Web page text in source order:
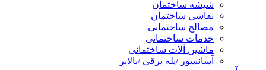
شیشه ساختمان
نقاشی ساختمان
مصالح ساختمانی
خدمات ساختمانی
ماشین آلات ساختمانی
آسانسور /پله برقی /بالابر